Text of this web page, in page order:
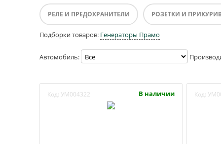
РЕЛЕ И ПРЕДОХРАНИТЕЛИ РОЗЕТКИ И
Подборки товаров: Генераторы Прамо
Автомобиль:
Код: УМ004322 В наличии Код: